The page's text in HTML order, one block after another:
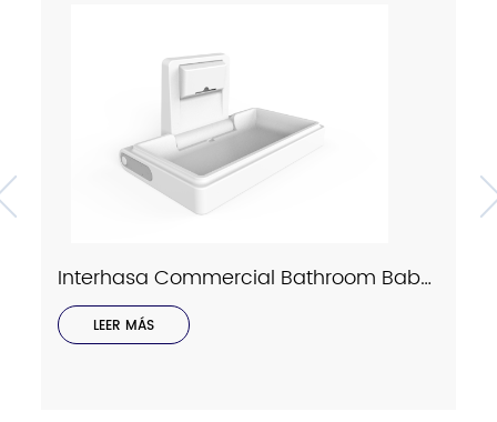
Interhasa Commercial Bathroom Baby Changing Station Model X1005
LEER MÁS